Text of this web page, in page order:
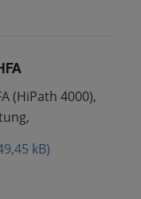
(HiPath 4000),